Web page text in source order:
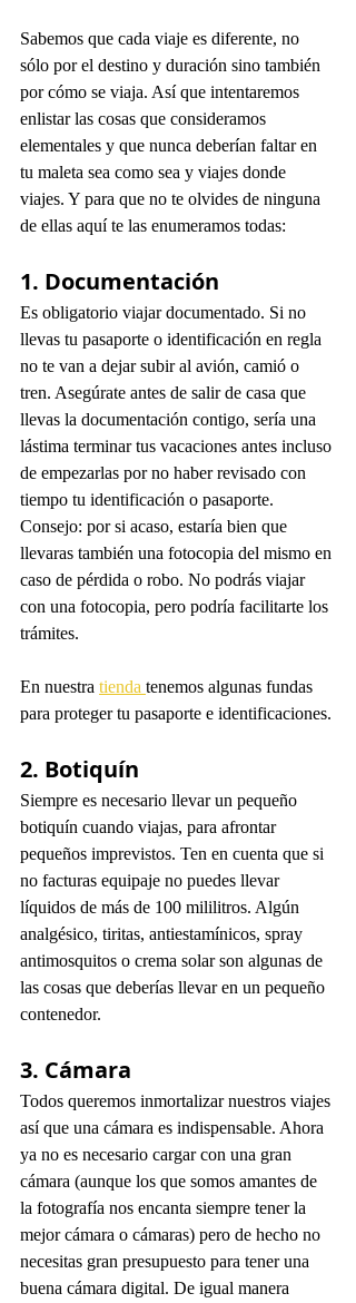
Sabemos que cada viaje es diferente, no
sólo por el destino y duración sino también
por cómo se viaja. Así que intentaremos
enlistar las cosas que consideramos
elementales y que nunca deberían faltar en
tu maleta sea como sea y viajes donde
viajes. Y para que no te olvides de ninguna
de ellas aquí te las enumeramos todas:
1. Documentación
Es obligatorio viajar documentado. Si no
llevas tu pasaporte o identificación en regla
no te van a dejar subir al avión, camió o
tren. Asegúrate antes de salir de casa que
llevas la documentación contigo, sería una
lástima terminar tus vacaciones antes incluso
de empezarlas por no haber revisado con
tiempo tu identificación o pasaporte.
Consejo: por si acaso, estaría bien que
llevaras también una fotocopia del mismo en
caso de pérdida o robo. No podrás viajar
con una fotocopia, pero podría facilitarte los
trámites.
En nuestra tienda tenemos algunas fundas
para proteger tu pasaporte e identificaciones.
2. Botiquín
Siempre es necesario llevar un pequeño
botiquín cuando viajas, para afrontar
pequeños imprevistos. Ten en cuenta que si
no facturas equipaje no puedes llevar
líquidos de más de 100 mililitros. Algún
analgésico, tiritas, antiestamínicos, spray
antimosquitos o crema solar son algunas de
las cosas que deberías llevar en un pequeño
contenedor.
3. Cámara
Todos queremos inmortalizar nuestros viajes
así que una cámara es indispensable. Ahora
ya no es necesario cargar con una gran
cámara (aunque los que somos amantes de
la fotografía nos encanta siempre tener la
mejor cámara o cámaras) pero de hecho no
necesitas gran presupuesto para tener una
buena cámara digital. De igual manera